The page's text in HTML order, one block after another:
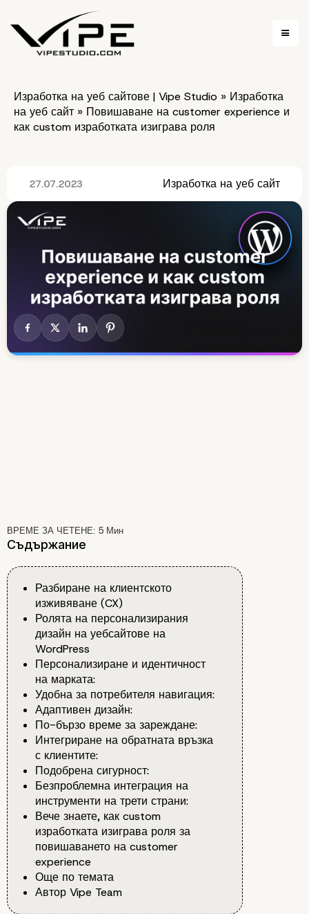
Изработка на уеб сайтове | Vipe Studio » Изработка
на уеб сайт » Повишаване на customer experience и
как custom изработката изиграва роля
27.07.2023 Изработка на уеб сайт
ВРЕМЕ ЗА ЧЕТЕНЕ: 5 Мин
Съдържание
Разбиране на клиентското
изживяване (CX)
Ролята на персонализирания
дизайн на уебсайтове на
WordPress
Персонализиране и идентичност
на марката:
Удобна за потребителя навигация:
Адаптивен дизайн:
По-бързо време за зареждане:
Интегриране на обратната връзка
с клиентите:
Подобрена сигурност:
Безпроблемна интеграция на
инструменти на трети страни:
Вече знаете, как custom
изработката изиграва роля за
повишаването на customer
experience
Още по темата
Автор Vipe Team